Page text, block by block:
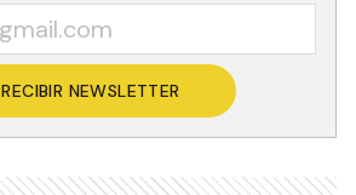
RECIBIR NEWSLETTER